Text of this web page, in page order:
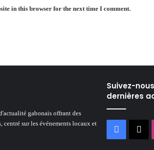
in this browser for the next time I comment.
gabonais offrant des
sur les événements locaux et
Suivez-
dernières
Facebook
X